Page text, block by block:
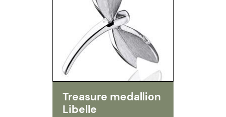
Treasure medallion
Libelle